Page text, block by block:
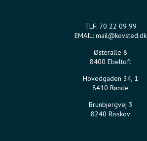
TLF: 70 22 09 99
EMAIL: mail@kovsted.dk
Østeralle 8
8400 Ebeltoft
Hovedgaden 34, 1
8410 Rønde
Brunbjergvej 3
8240 Risskov